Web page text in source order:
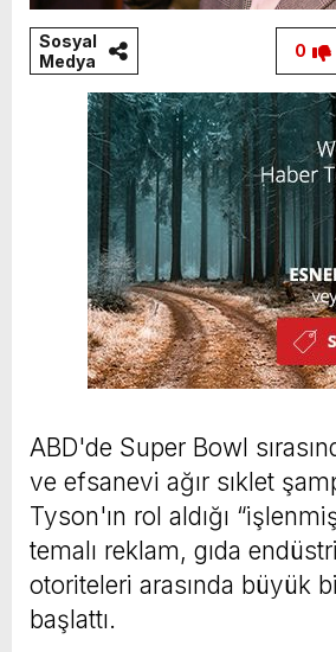
Sosyal
Medya
0
ABD'de Super Bowl
ve efsanevi ağır sıklet
Tyson'ın rol aldığı
temalı reklam, gıda
otoriteleri arasında büyük
başlattı.